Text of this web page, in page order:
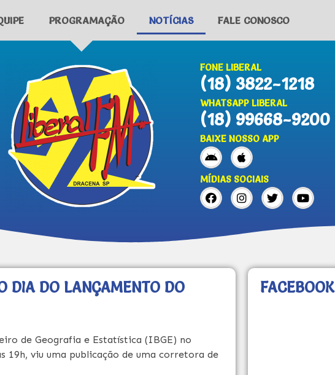
PROGRAMAÇÃO NOTÍCIAS FALE CONOSCO
FONE LIBERAL
(18) 3822-1218
WHATSAPP LIBERAL
(18) 99668-9200
BAIXE NOSSO APP
MÍDIAS SOCIAIS
DIA DO LANÇAMENTO DO
de Geografia e Estatística (IBGE) no
19h, viu uma publicação de uma corretora de
FACEBOOK